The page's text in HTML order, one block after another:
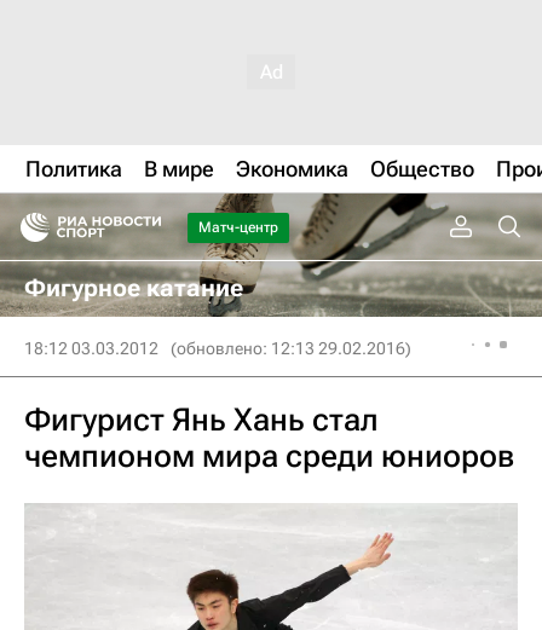
Политика В мире Экономика Общество
Матч-центр
Фигурное катание
18:12 03.03.2012 (обновлено: 12:13 29.02.2016)
Фигурист Янь Хань стал
чемпионом мира среди юниоров